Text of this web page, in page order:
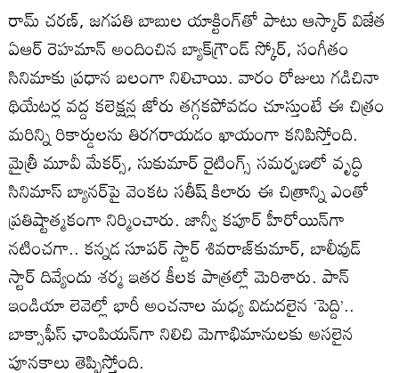
రామ్ చరణ్, జగపతి బాబుల యాక్టింగ్‌తో పాటు ఆస్కార్ విజేత
ఏఆర్ రెహమాన్ అందించిన బ్యాక్‌గ్రౌండ్ స్కోర్, సంగీతం
సినిమాకు ప్రధాన బలంగా నిలిచాయి. వారం రోజులు గడిచినా
థియేటర్ల వద్ద కలెక్షన్ల జోరు తగ్గకపోవడం చూస్తుంటే ఈ చిత్రం
మరిన్ని రికార్డులను తిరగరాయడం ఖాయంగా కనిపిస్తోంది.
మైత్రీ మూవీ మేకర్స్, సుకుమార్ రైటింగ్స్ సమర్పణలో వృద్ధి
సినిమాస్ బ్యానర్‌పై వెంకట సతీష్ కిలారు ఈ చిత్రాన్ని ఎంతో
ప్రతిష్టాత్మకంగా నిర్మించారు. జాన్వీ కపూర్ హీరోయిన్‌గా
నటించగా.. కన్నడ సూపర్ స్టార్ శివరాజ్‌కుమార్, బాలీవుడ్
స్టార్ దివ్యేందు శర్మ ఇతర కీలక పాత్రల్లో మెరిశారు. పాన్
ఇండియా లెవెల్లో భారీ అంచనాల మధ్య విడుదలైన ‘పెద్ది’..
బాక్సాఫీస్ ఛాంపియన్‌గా నిలిచి మెగాభిమానులకు అసలైన
పూనకాలు తెప్పిస్తోంది.